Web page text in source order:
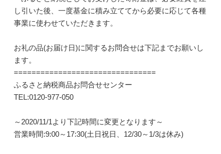
し引いた後、一度基金に積み立ててから必要に応じて各種
事業に使わせていただきます。
お礼の品(お届け日)に関するお問合せは下記までお願いし
ます。
================================
ふるさと納税商品お問合せセンター
TEL:0120-977-050
～2020/11/1より下記時間に変更となります～
営業時間:9:00～17:30(土日祝日、12/30～1/3は休み)